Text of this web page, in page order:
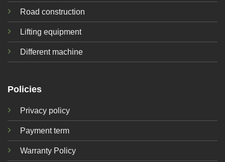
Road construction
Lifting equipment
Different machine
Policies
Privacy policy
Payment term
Warranty Policy